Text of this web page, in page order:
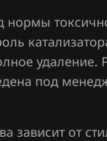
нормы
удаление.
под
зависит от